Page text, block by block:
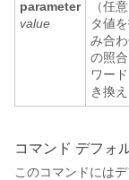
parameter
value
（任
タ値
み合
の照
ワー
き換
コマンド デフォ
このコマンドには